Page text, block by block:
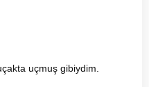
uçmuş gibiydim.